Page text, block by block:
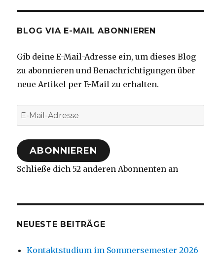
BLOG VIA E-MAIL ABONNIEREN
Gib deine E-Mail-Adresse ein, um dieses Blog
zu abonnieren und Benachrichtigungen über
neue Artikel per E-Mail zu erhalten.
E-
Mail-
Adresse
ABONNIEREN
Schließe dich 52 anderen Abonnenten an
NEUESTE BEITRÄGE
Kontaktstudium im Sommersemester 2026